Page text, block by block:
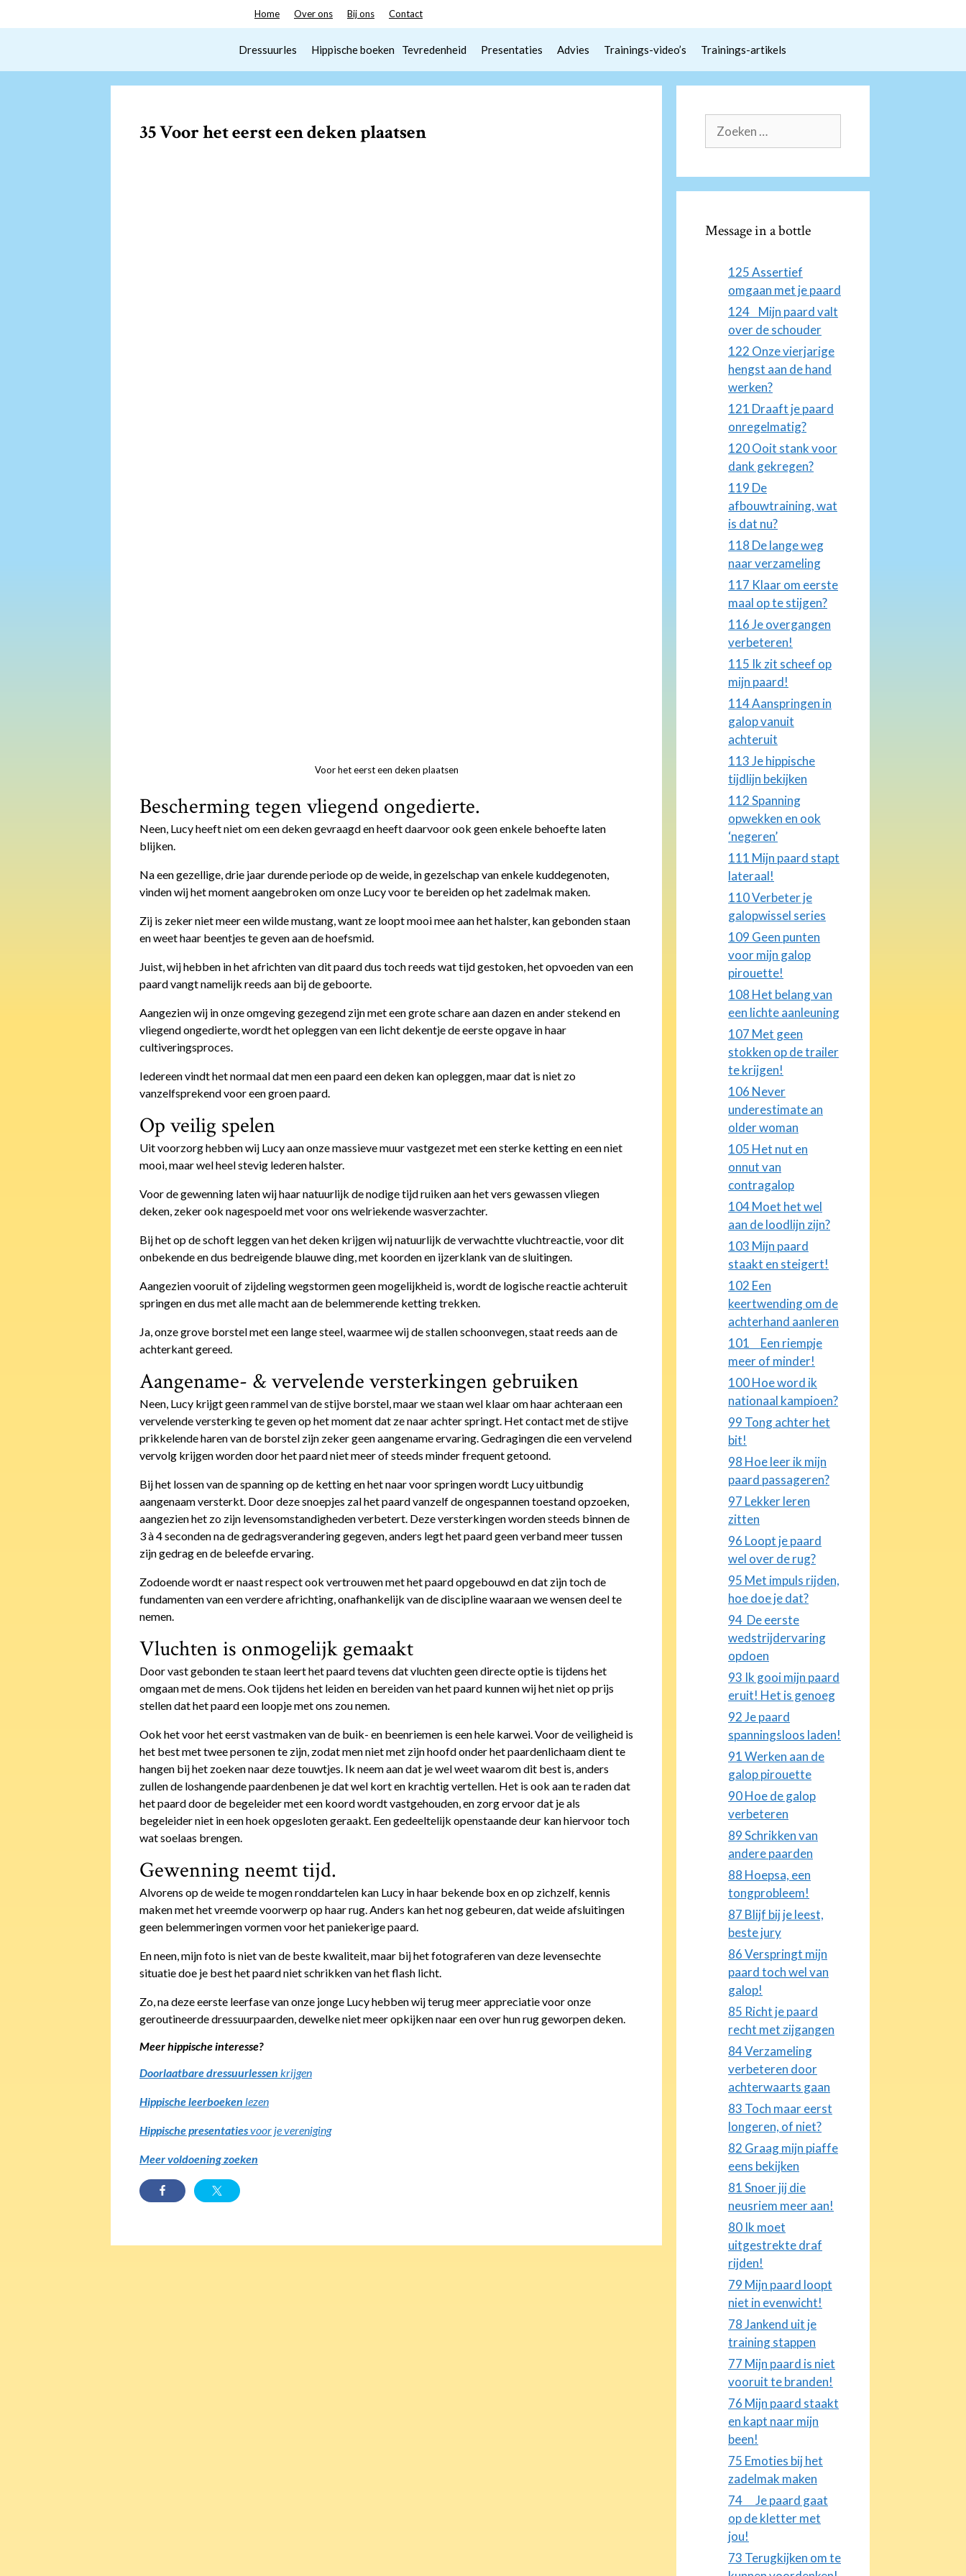
naar
Home Over ons Bij ons Contact
Dressuurles Hippische boeken Tevredenheid Presentaties Advies Trainings-video’s Trainings-artikels
35 Voor het eerst een deken plaatsen
Voor het eerst een deken plaatsen
Bescherming tegen vliegend ongedierte.
Neen, Lucy heeft niet om een deken gevraagd en heeft daarvoor ook geen enkele behoefte laten
blijken.
Na een gezellige, drie jaar durende periode op de weide, in gezelschap van enkele kuddegenoten,
vinden wij het moment aangebroken om onze Lucy voor te bereiden op het zadelmak maken.
Zij is zeker niet meer een wilde mustang, want ze loopt mooi mee aan het halster, kan gebonden staan
en weet haar beentjes te geven aan de hoefsmid.
Juist, wij hebben in het africhten van dit paard dus toch reeds wat tijd gestoken, het opvoeden van een
paard vangt namelijk reeds aan bij de geboorte.
Aangezien wij in onze omgeving gezegend zijn met een grote schare aan dazen en ander stekend en
vliegend ongedierte, wordt het opleggen van een licht dekentje de eerste opgave in haar
cultiveringsproces.
Iedereen vindt het normaal dat men een paard een deken kan opleggen, maar dat is niet zo
vanzelfsprekend voor een groen paard.
Op veilig spelen
Uit voorzorg hebben wij Lucy aan onze massieve muur vastgezet met een sterke ketting en een niet
mooi, maar wel heel stevig lederen halster.
Voor de gewenning laten wij haar natuurlijk de nodige tijd ruiken aan het vers gewassen vliegen
deken, zeker ook nagespoeld met voor ons welriekende wasverzachter.
Bij het op de schoft leggen van het deken krijgen wij natuurlijk de verwachtte vluchtreactie, voor dit
onbekende en dus bedreigende blauwe ding, met koorden en ijzerklank van de sluitingen.
Aangezien vooruit of zijdeling wegstormen geen mogelijkheid is, wordt de logische reactie achteruit
springen en dus met alle macht aan de belemmerende ketting trekken.
Ja, onze grove borstel met een lange steel, waarmee wij de stallen schoonvegen, staat reeds aan de
achterkant gereed.
Aangename- & vervelende versterkingen gebruiken
Neen, Lucy krijgt geen rammel van de stijve borstel, maar we staan wel klaar om haar achteraan een
vervelende versterking te geven op het moment dat ze naar achter springt. Het contact met de stijve
prikkelende haren van de borstel zijn zeker geen aangename ervaring. Gedragingen die een vervelend
vervolg krijgen worden door het paard niet meer of steeds minder frequent getoond.
Bij het lossen van de spanning op de ketting en het naar voor springen wordt Lucy uitbundig
aangenaam versterkt. Door deze snoepjes zal het paard vanzelf de ongespannen toestand opzoeken,
aangezien het zo zijn levensomstandigheden verbetert. Deze versterkingen worden steeds binnen de
3 à 4 seconden na de gedragsverandering gegeven, anders legt het paard geen verband meer tussen
zijn gedrag en de beleefde ervaring.
Zodoende wordt er naast respect ook vertrouwen met het paard opgebouwd en dat zijn toch de
fundamenten van een verdere africhting, onafhankelijk van de discipline waaraan we wensen deel te
nemen.
Vluchten is onmogelijk gemaakt
Door vast gebonden te staan leert het paard tevens dat vluchten geen directe optie is tijdens het
omgaan met de mens. Ook tijdens het leiden en bereiden van het paard kunnen wij het niet op prijs
stellen dat het paard een loopje met ons zou nemen.
Ook het voor het eerst vastmaken van de buik- en beenriemen is een hele karwei. Voor de veiligheid is
het best met twee personen te zijn, zodat men niet met zijn hoofd onder het paardenlichaam dient te
hangen bij het zoeken naar deze touwtjes. Ik neem aan dat je wel weet waarom dit best is, anders
zullen de loshangende paardenbenen je dat wel kort en krachtig vertellen. Het is ook aan te raden dat
het paard door de begeleider met een koord wordt vastgehouden, en zorg ervoor dat je als
begeleider niet in een hoek opgesloten geraakt. Een gedeeltelijk openstaande deur kan hiervoor toch
wat soelaas brengen.
Gewenning neemt tijd.
Alvorens op de weide te mogen ronddartelen kan Lucy in haar bekende box en op zichzelf, kennis
maken met het vreemde voorwerp op haar rug. Anders kan het nog gebeuren, dat weide afsluitingen
geen belemmeringen vormen voor het paniekerige paard.
En neen, mijn foto is niet van de beste kwaliteit, maar bij het fotograferen van deze levensechte
situatie doe je best het paard niet schrikken van het flash licht.
Zo, na deze eerste leerfase van onze jonge Lucy hebben wij terug meer appreciatie voor onze
geroutineerde dressuurpaarden, dewelke niet meer opkijken naar een over hun rug geworpen deken.
Meer hippische interesse?
Doorlaatbare dressuurlessen krijgen
Hippische leerboeken lezen
Hippische presentatiesvoor je vereniging
Meer voldoening zoeken
naar:
Message in a bottle
125 Assertief
omgaan met je paard
124 Mijn paard valt
over de schouder
122 Onze vierjarige
hengst aan de hand
werken?
121 Draaft je paard
onregelmatig?
120 Ooit stank voor
dank gekregen?
119 De
afbouwtraining, wat
is dat nu?
118 De lange weg
naar verzameling
117 Klaar om eerste
maal op te stijgen?
116 Je overgangen
verbeteren!
115 Ik zit scheef op
mijn paard!
114 Aanspringen in
galop vanuit
achteruit
113 Je hippische
tijdlijn bekijken
112 Spanning
opwekken en ook
‘negeren’
111 Mijn paard stapt
lateraal!
110 Verbeter je
galopwissel series
109 Geen punten
voor mijn galop
pirouette!
108 Het belang van
een lichte aanleuning
107 Met geen
stokken op de trailer
te krijgen!
106 Never
underestimate an
older woman
105 Het nut en
onnut van
contragalop
104 Moet het wel
aan de loodlijn zijn?
103 Mijn paard
staakt en steigert!
102 Een
keertwending om de
achterhand aanleren
101 Een riempje
meer of minder!
100 Hoe word ik
nationaal kampioen?
99 Tong achter het
bit!
98 Hoe leer ik mijn
paard passageren?
97 Lekker leren
zitten
96 Loopt je paard
wel over de rug?
95 Met impuls rijden,
hoe doe je dat?
94 De eerste
wedstrijdervaring
opdoen
93 Ik gooi mijn paard
eruit! Het is genoeg
92 Je paard
spanningsloos laden!
91 Werken aan de
galop pirouette
90 Hoe de galop
verbeteren
89 Schrikken van
andere paarden
88 Hoepsa, een
tongprobleem!
87 Blijf bij je leest,
beste jury
86 Verspringt mijn
paard toch wel van
galop!
85 Richt je paard
recht met zijgangen
84 Verzameling
verbeteren door
achterwaarts gaan
83 Toch maar eerst
longeren, of niet?
82 Graag mijn piaffe
eens bekijken
81 Snoer jij die
neusriem meer aan!
80 Ik moet
uitgestrekte draf
rijden!
79 Mijn paard loopt
niet in evenwicht!
78 Jankend uit je
training stappen
77 Mijn paard is niet
vooruit te branden!
76 Mijn paard staakt
en kapt naar mijn
been!
75 Emoties bij het
zadelmak maken
74 Je paard gaat
op de kletter met
jou!
73 Terugkijken om te